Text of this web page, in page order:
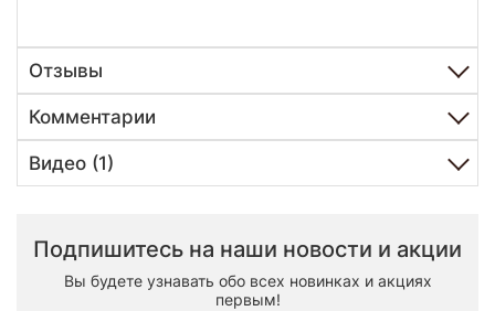
Отзывы
Комментарии
Видео (1)
Подпишитесь на наши новости и акции
Вы будете узнавать обо всех новинках и акциях
первым!